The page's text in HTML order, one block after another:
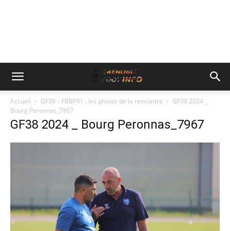
Accueil GF38 – FBBP01 : les photos de la rencontre
GF38 2024 _
Bourg Peronnas_7967
GF38 2024 _ Bourg Peronnas_7967